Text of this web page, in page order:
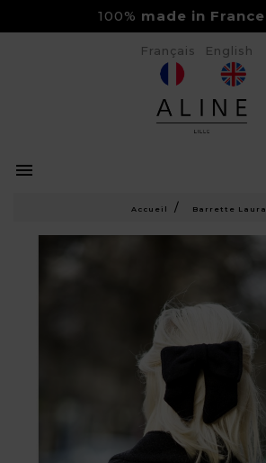
100%made in France

Français English
Accueil Barrette Laura